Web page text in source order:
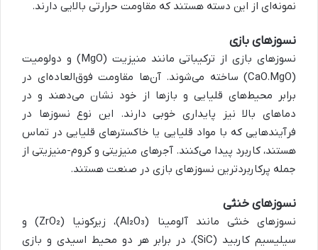
نمونه‌ای از این دسته هستند که مقاومت حرارتی بالایی دارند.
نسوزهای بازی
نسوزهای بازی از ترکیباتی مانند منیزیت (MgO) و دولومیت
(CaO.MgO) ساخته می‌شوند. آن‌ها مقاومت فوق‌العاده‌ای در
برابر محیط‌های قلیایی و بازها از خود نشان می‌دهند و در
دماهای بالا نیز پایداری خوبی دارند. این نوع نسوزها در
فرآیندهایی که با مواد قلیایی یا خاکسترهای قلیایی در تماس
هستند، کاربرد پیدا می‌کنند. آجرهای منیزیتی و کروم-منیزیتی از
جمله پرکاربردترین نسوزهای بازی در صنعت هستند.
نسوزهای خنثی
نسوزهای خنثی مانند آلومینا (Al₂O₃)، زیرکونیا (ZrO₂) و
سیلیسیم کاربید (SiC)، در برابر هر دو محیط اسیدی و بازی